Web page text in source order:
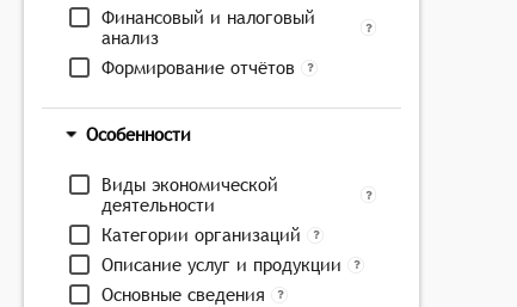
Финансовый и налоговый
анализ
Формирование отчётов
Особенности
Виды экономической
деятельности
Категории организаций
Описание услуг и продукции
Основные сведения